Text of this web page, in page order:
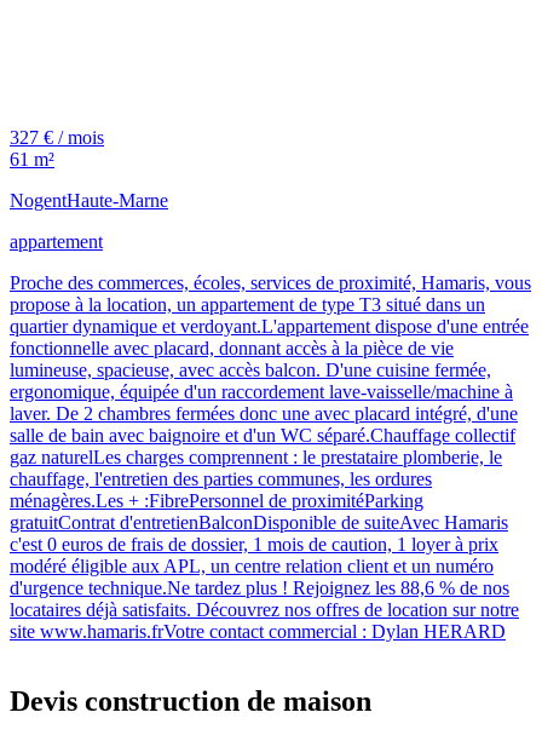
327 € / mois
61 m²
NogentHaute-Marne
appartement
Proche des commerces, écoles, services de proximité, Hamaris, vous
propose à la location, un appartement de type T3 situé dans un
quartier dynamique et verdoyant.L'appartement dispose d'une entrée
fonctionnelle avec placard, donnant accès à la pièce de vie
lumineuse, spacieuse, avec accès balcon. D'une cuisine fermée,
ergonomique, équipée d'un raccordement lave-vaisselle/machine à
laver. De 2 chambres fermées donc une avec placard intégré, d'une
salle de bain avec baignoire et d'un WC séparé.Chauffage collectif
gaz naturelLes charges comprennent : le prestataire plomberie, le
chauffage, l'entretien des parties communes, les ordures
ménagères.Les + :FibrePersonnel de proximitéParking
gratuitContrat d'entretienBalconDisponible de suiteAvec Hamaris
c'est 0 euros de frais de dossier, 1 mois de caution, 1 loyer à prix
modéré éligible aux APL, un centre relation client et un numéro
d'urgence technique.Ne tardez plus ! Rejoignez les 88,6 % de nos
locataires déjà satisfaits. Découvrez nos offres de location sur notre
site www.hamaris.frVotre contact commercial : Dylan HERARD
Devis construction de maison